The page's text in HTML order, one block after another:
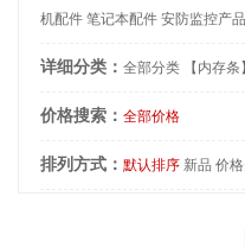
机配件 笔记本配件 安防监控产品
详细分类： 全部分类 【内存条
价格搜索： 全部价格
排列方式： 默认排序 新品 价